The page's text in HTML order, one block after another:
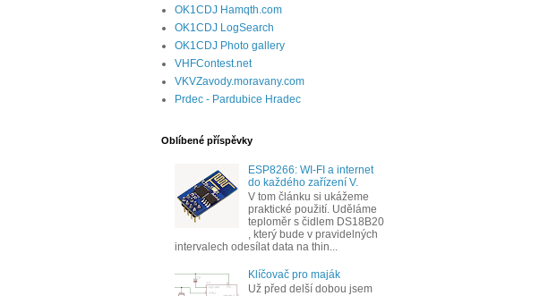
OK1CDJ Hamqth.com
OK1CDJ LogSearch
OK1CDJ Photo gallery
VHFContest.net
VKVZavody.moravany.com
Prdec - Pardubice Hradec
Oblíbené příspěvky
ESP8266: WI-FI a internet
do každého zařízení V.
V tom článku si ukážeme
praktické použití. Uděláme
teploměr s čidlem DS18B20
, který bude v pravidelných
intervalech odesílat data na thin...
Klíčovač pro maják
Už před delší dobou jsem